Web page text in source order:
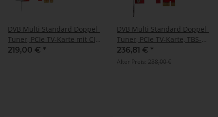
DVB Multi Standard Doppel-
Tuner, PCIe TV-Karte mit CI,
TBS-6590
219,00 € *
DVB Multi Standard Doppel-
Tuner, PCIe TV-Karte, TBS-
6522H
236,81 € *
Alter Preis: 238,00 €